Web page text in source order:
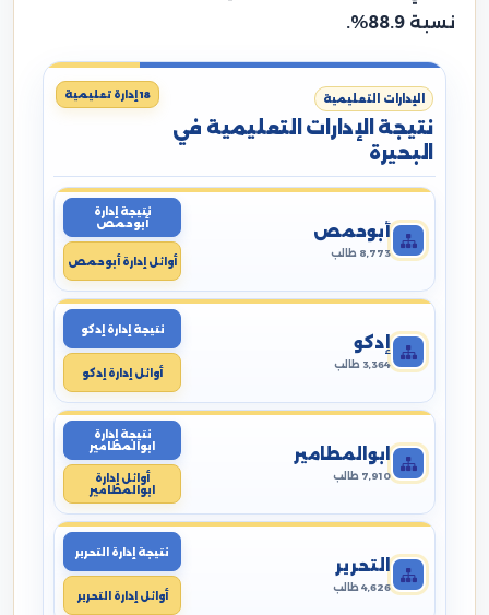
نسبة 88.9%.
الإدارات التعليمية
نتيجة الإدارات التعليمية في
البحيرة
18 إدارة تعليمية
أبوحمص
8,773 طالب
نتيجة إدارة
أبوحمص
أوائل إدارة أبوحمص
إدكو
3,364 طالب
نتيجة إدارة إدكو
أوائل إدارة إدكو
ابوالمطامير
7,910 طالب
نتيجة إدارة
ابوالمطامير
أوائل إدارة
ابوالمطامير
التحرير
4,626 طالب
نتيجة إدارة التحرير
أوائل إدارة التحرير